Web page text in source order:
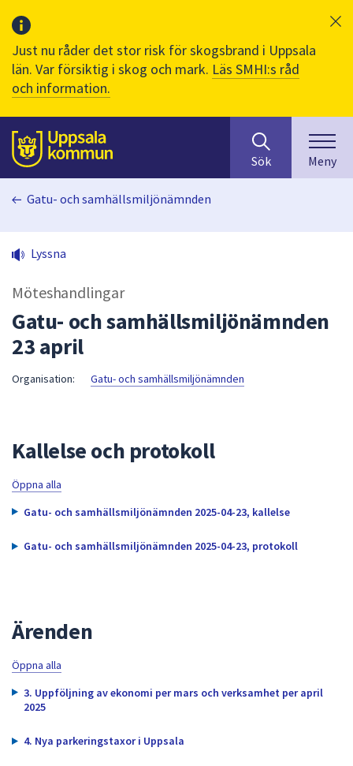
Just nu råder det stor risk för skogsbrand i Uppsala
län. Var försiktig i skog och mark. Läs SMHI:s råd
och information.
Till sidans
huvudinnehåll
efter
innehåll
på
sökfältet
kommer
att
presenteras
navigera
mellan
av
Sök Meny
Gatu- och samhällsmiljönämnden
Lyssna
Möteshandlingar
Gatu- och samhällsmiljönämnden
23 april
Organisation: Gatu- och samhällsmiljönämnden
Kallelse och protokoll
Öppna alla
Gatu- och samhällsmiljönämnden 2025-04-23, kallelse
Gatu- och samhällsmiljönämnden 2025-04-23, protokoll
Ärenden
Öppna alla
3. Uppföljning av ekonomi per mars och verksamhet per april
2025
4. Nya parkeringstaxor i Uppsala